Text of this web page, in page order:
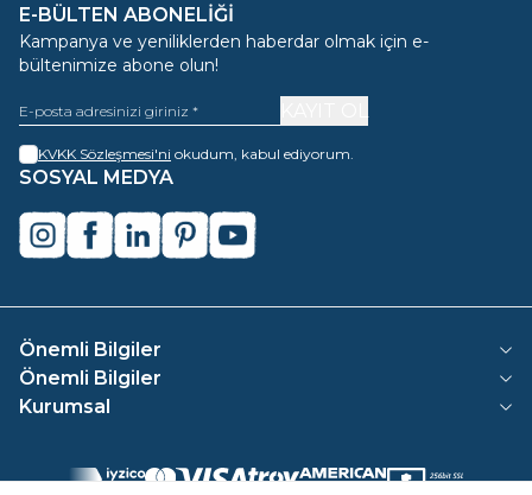
E-BÜLTEN ABONELIĞI
Kampanya ve yeniliklerden haberdar olmak için e-
bültenimize abone olun!
KVKK Sözleşmesi'ni okudum, kabul ediyorum.
SOSYAL MEDYA
instagramfacebooklinkedinpinterestyoutube
Önemli Bilgiler
Önemli Bilgiler
Kurumsal